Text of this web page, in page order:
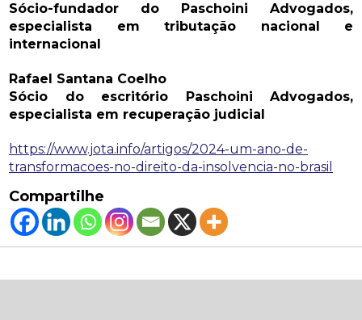
Sócio-fundador do Paschoini Advogados,
especialista em tributação nacional e
internacional
Rafael Santana Coelho
Sócio do escritório Paschoini Advogados,
especialista em recuperação judicial
https://www.jota.info/artigos/2024-um-ano-de-
transformacoes-no-direito-da-insolvencia-no-brasil
Compartilhe